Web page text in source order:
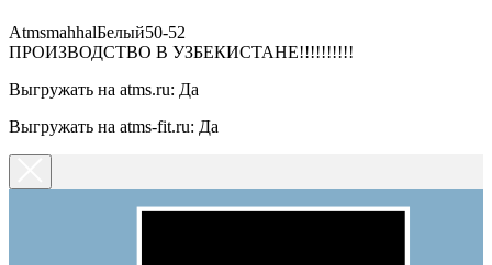
AtmsmahhalБелый50-52
ПРОИЗВОДСТВО В УЗБЕКИСТАНЕ!!!!!!!!!!
Выгружать на atms.ru: Да
Выгружать на atms-fit.ru: Да